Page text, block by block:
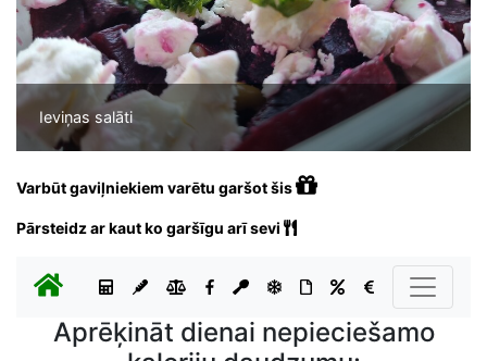
Ieviņas salāti
Varbūt gaviļniekiem varētu garšot šis
Pārsteidz ar kaut ko garšīgu arī sevi
Aprēķināt dienai nepieciešamo